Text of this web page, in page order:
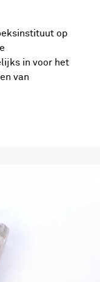
op
in voor het
van